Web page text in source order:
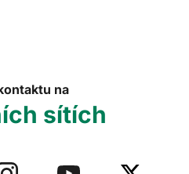
na
sítích